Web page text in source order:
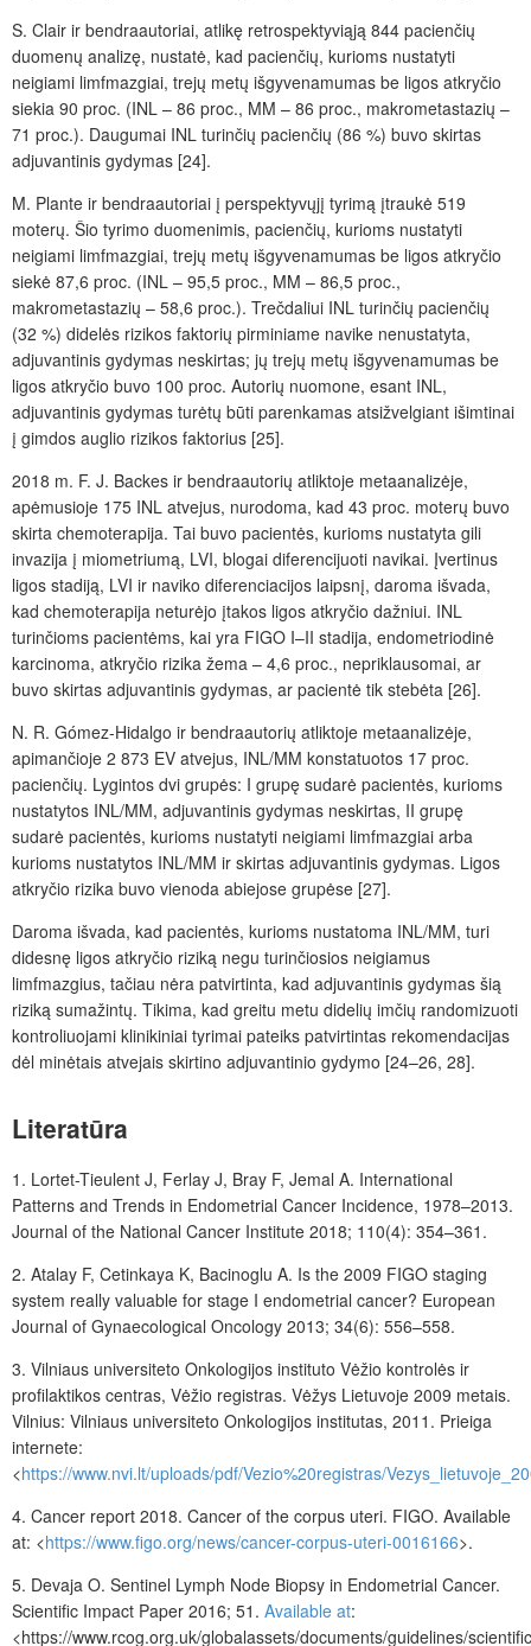
S. Clair ir bendraautoriai, atlikę retrospektyviąją 844 pacienčių
duomenų analizę, nustatė, kad pacienčių, kurioms nustatyti
neigiami limfmazgiai, trejų metų išgyvenamumas be ligos atkryčio
siekia 90 proc. (INL – 86 proc., MM – 86 proc., makrometastazių –
71 proc.). Daugumai INL turinčių pacienčių (86 %) buvo skirtas
adjuvantinis gydymas [24].
M. Plante ir bendraautoriai į perspektyvųjį tyrimą įtraukė 519
moterų. Šio tyrimo duomenimis, pacienčių, kurioms nustatyti
neigiami limfmazgiai, trejų metų išgyvenamumas be ligos atkryčio
siekė 87,6 proc. (INL – 95,5 proc., MM – 86,5 proc.,
makrometastazių – 58,6 proc.). Trečdaliui INL turinčių pacienčių
(32 %) didelės rizikos faktorių pirminiame navike nenustatyta,
adjuvantinis gydymas neskirtas; jų trejų metų išgyvenamumas be
ligos atkryčio buvo 100 proc. Autorių nuomone, esant INL,
adjuvantinis gydymas turėtų būti parenkamas atsižvelgiant išimtinai
į gimdos auglio rizikos faktorius [25].
2018 m. F. J. Backes ir bendraautorių atliktoje metaanalizėje,
apėmusioje 175 INL atvejus, nurodoma, kad 43 proc. moterų buvo
skirta chemoterapija. Tai buvo pacientės, kurioms nustatyta gili
invazija į miomet­riumą, LVI, blogai diferencijuoti navikai. Įvertinus
ligos stadiją, LVI ir naviko diferenciacijos laipsnį, daroma išvada,
kad chemoterapija neturėjo įtakos ligos atkryčio dažniui. INL
turinčioms pacientėms, kai yra FIGO I–II stadija, endometriodinė
karcinoma, atkryčio rizika žema – 4,6 proc., nepriklausomai, ar
buvo skirtas adjuvantinis gydymas, ar pacientė tik stebėta [26].
N. R. Gómez-Hidalgo ir bendraautorių atliktoje metaanalizėje,
apimančioje 2 873 EV atvejus, INL/MM konstatuotos 17 proc.
pacienčių. Lygintos dvi grupės: I grupę sudarė pacientės, kurioms
nustatytos INL/MM, adjuvantinis gydymas neskirtas, II grupę
sudarė pacientės, kurioms nustatyti neigiami limfmazgiai arba
kurioms nustatytos INL/MM ir skirtas adjuvantinis gydymas. Ligos
atkryčio rizika buvo vienoda abiejose grupėse [27].
Daroma išvada, kad pacientės, kurioms nustatoma INL/MM, turi
didesnę ligos atkryčio riziką negu turinčiosios neigiamus
limfmazgius, tačiau nėra patvirtinta, kad adjuvantinis gydymas šią
riziką sumažintų. Tikima, kad greitu metu didelių imčių randomizuoti
kontroliuojami klinikiniai tyrimai pateiks patvirtintas rekomendacijas
dėl minėtais atvejais skirtino adjuvantinio gydymo [24–26, 28].
Literatūra
1. Lortet-Tieulent J, Ferlay J, Bray F, Jemal A. International
Patterns and Trends in Endometrial Cancer Incidence, 1978–2013.
Journal of the National Cancer Institute 2018; 110(4): 354–361.
2. Atalay F, Cetinkaya K, Bacinoglu A. Is the 2009 FIGO staging
system really valuable for stage I endometrial cancer? European
Journal of Gynaecological Oncology 2013; 34(6): 556–558.
3. Vilniaus universiteto Onkologijos instituto Vėžio kontrolės ir
profilaktikos centras, Vėžio registras. Vėžys Lietuvoje 2009 metais.
Vilnius: Vilniaus universiteto Onkologijos institutas, 2011. Prieiga
internete:
<https://www.nvi.lt/uploads/pdf/Vezio%20registras/
4. Cancer report 2018. Cancer of the corpus uteri. FIGO. Available
at: <https://www.figo.org/news/cancer-corpus-uteri-0016166>.
5. Devaja O. Sentinel Lymph Node Biopsy in Endometrial Cancer.
Scientific Impact Paper 2016; 51. Available at:
<https://www.rcog.org.uk/globalassets/documents/guidelines/